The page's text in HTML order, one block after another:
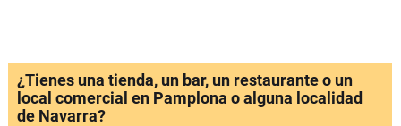
¿Tienes una tienda, un bar, un restaurante o un
local comercial en Pamplona o alguna localidad
de Navarra?